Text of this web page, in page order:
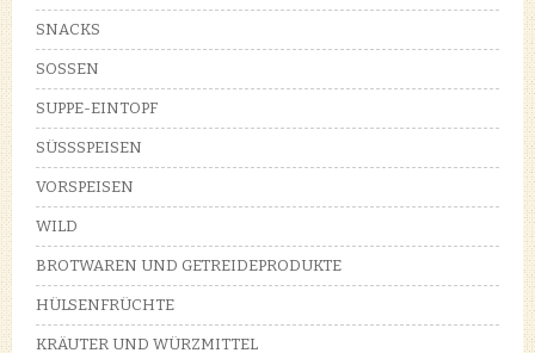
SNACKS
SOSSEN
SUPPE-EINTOPF
SÜSSSPEISEN
VORSPEISEN
WILD
BROTWAREN UND GETREIDEPRODUKTE
HÜLSENFRÜCHTE
KRÄUTER UND WÜRZMITTEL